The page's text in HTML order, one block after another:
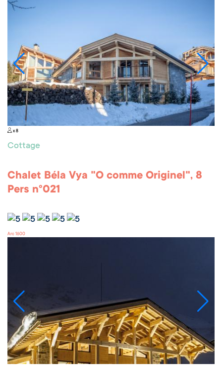
x 8
Cottage
Chalet Béla Vya "O comme Originel", 8
Pers n°021
Arc 1600